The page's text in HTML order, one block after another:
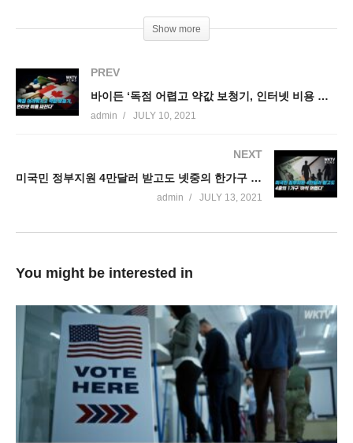
Show more
PREV
바이든 ‘독점 어렵고 약값 보청기, 인터넷 비용 싸진다’
admin JULY 10, 2021
NEXT
미국민 정부지원 4만달러 받고도 넷중의 한가구 ‘아직 어렵다’
admin JULY 13, 2021
You might be interested in